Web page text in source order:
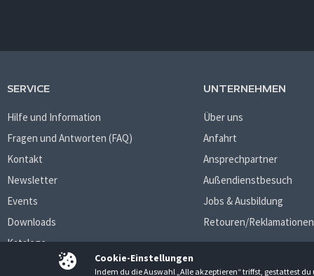
Cookie-Einstellungen
Indem du die Auswahl „Alle akzeptieren“ triffst, gestattest
SERVICE
Hilfe und Information
Fragen und Antworten (FAQ)
Kontakt
Newsletter
Events
Downloads
Kataloge
UNTERNEHMEN
Über uns
Anfahrt
Ansprechpartner
Außendienstbesuch
Jobs & Ausbildung
Retouren/Reklamationen